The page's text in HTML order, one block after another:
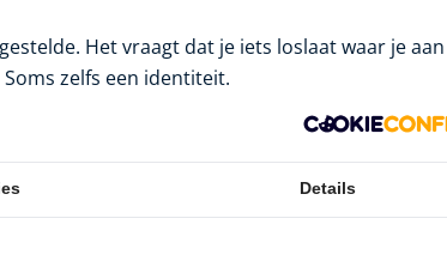
Het vraagt dat je iets loslaat waar je
zelfs een identiteit.
Maar subtiel. Alsof je ergens afstand van
Details